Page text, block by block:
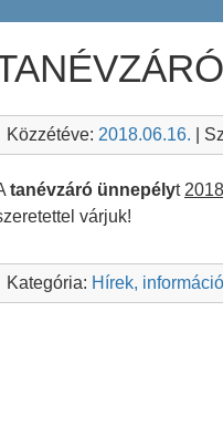
Közzétéve: 2018.06.16. |
tanévzáró ünnepélyt
várjuk!
Kategória: Hírek,